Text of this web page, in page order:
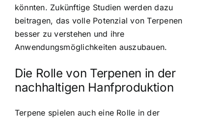
könnten. Zukünftige Studien werden dazu
beitragen, das volle Potenzial von Terpenen
besser zu verstehen und ihre
Anwendungsmöglichkeiten auszubauen.
Die Rolle von Terpenen in der
nachhaltigen Hanfproduktion
Terpene spielen auch eine Rolle in der